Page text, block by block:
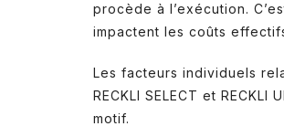
procède à l’exécution.
impactent les coûts
Les facteurs individuels
RECKLI SELECT et
motif.